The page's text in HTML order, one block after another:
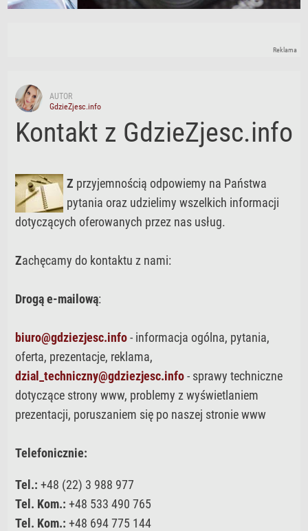
Reklama
AUTOR
GdzieZjesc.info
Kontakt z GdzieZjesc.info
Z przyjemnością odpowiemy na Państwa
pytania oraz udzielimy wszelkich informacji
dotyczących oferowanych przez nas usług.
Zachęcamy do kontaktu z nami:
Drogą e-mailową:
biuro@gdziezjesc.info- informacja ogólna, pytania,
oferta, prezentacje, reklama,
dzial_techniczny@gdziezjesc.info- sprawy techniczne
dotyczące strony www, problemy z wyświetlaniem
prezentacji, poruszaniem się po naszej stronie www
Telefonicznie:
Tel.: +48 (22) 3 988 977
Tel. Kom.: +48 533 490 765
Tel. Kom.: +48 694 775 144